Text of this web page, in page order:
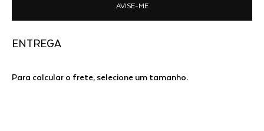
AVISE-ME
ENTREGA
Para calcular o frete, selecione um tamanho.